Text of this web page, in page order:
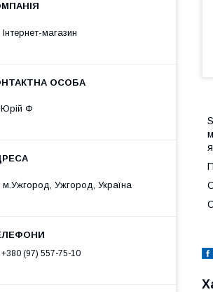
Інтернет-магазин
Юрій Ф
м.Ужгород, Ужгород, Україна
+380 (97) 557-75-10